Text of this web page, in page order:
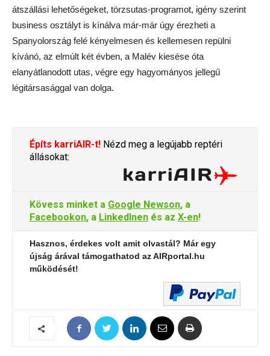
átszállási lehetőségeket, törzsutas-programot, igény szerint
business osztályt is kínálva már-már úgy érezheti a
Spanyolország felé kényelmesen és kellemesen repülni
kívánó, az elmúlt két évben, a Malév kiesése óta
elanyátlanodott utas, végre egy hagyományos jellegű
légitársasággal van dolga.
Építs karriAIR-t! Nézd meg a legújabb reptéri
állásokat:
Kövess minket a Google Newson, a
Facebookon, a LinkedInen és az X-en!
Hasznos, érdekes volt amit olvastál? Már egy
újság árával támogathatod az AIRportal.hu
működését!